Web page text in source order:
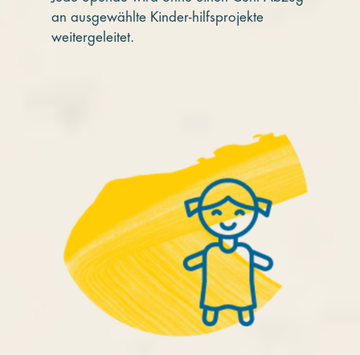
an ausgewählte Kinder-hilfsprojekte
weitergeleitet.